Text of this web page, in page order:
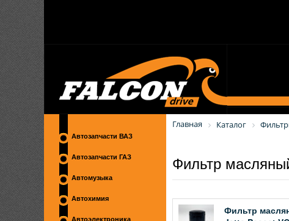
Автозапчасти ВАЗ
Автозапчасти ГАЗ
Автомузыка
Автохимия
Автоэлектроника
Главная Каталог
Фильтр
Фильтр